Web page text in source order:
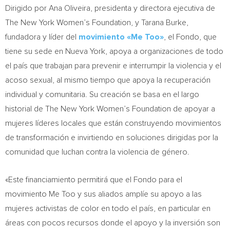
Dirigido por Ana Oliveira , presidenta y directora ejecutiva de
The New York Women’s Foundation, y Tarana Burke
fundadora y líder del movimiento «Me Too» , el Fondo, que
tiene su sede en Nueva York , apoya a organizaciones de todo
el país que trabajan para prevenir e interrumpir la violencia y el
acoso sexual, al mismo tiempo que apoya la recuperación
individual y comunitaria. Su creación se basa en el largo
historial de The New York Women’s Foundation de apoyar a
mujeres líderes locales que están construyendo movimientos
de transformación e invirtiendo en soluciones dirigidas por la
comunidad que luchan contra la violencia de género.
«Este financiamiento permitirá que el Fondo para el
movimiento Me Too y sus aliados amplíe su apoyo a las
mujeres activistas de color en todo el país, en particular en
áreas con pocos recursos donde el apoyo y la inversión son